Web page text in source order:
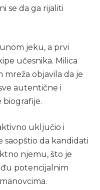
se da ga rijaliti
jeku, a prvi
učesnika. Milica
objavila da je
autentične i
biografije.
uključio i
saopštio da kandidati
njemu, što je
potencijalnim